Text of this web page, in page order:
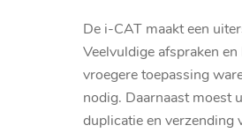
De i-CAT maakt een
Veelvuldige afspraken
vroegere toepassing
nodig. Daarnaast moest
duplicatie en